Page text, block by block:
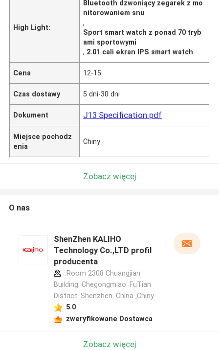
High Light:
Bluetooth dzwoniący zegarek z mo
nitorowaniem snu
,
Sport smart watch z ponad 70 tryb
ami sportowymi
, 2.01 cali ekran IPS smart watch
Cena 12-15
Czas dostawy 5 dni-30 dni
Dokument J13 Specification.pdf
Miejsce pochodz
enia
Chiny
Zobacz więcej
O nas
ShenZhen KALIHO
Technology Co.,LTD profil
producenta
:Room 2308 Chuangjian
Building. Chegongmiao. FuTian
District. Shenzhen. China ,Chiny
5.0
zweryfikowane Dostawca
Zobacz więcej